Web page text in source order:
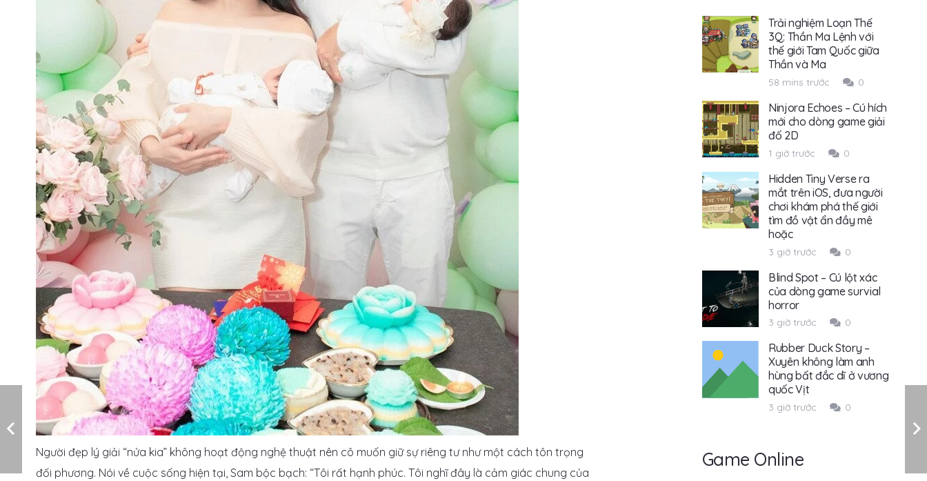
Người đẹp lý giải “nửa kia” không hoạt động nghệ thuật nên cô muốn giữ sự riêng tư như một cách tôn trọng
đối phương. Nói về cuộc sống hiện tại, Sam bộc bạch: “Tôi rất hạnh phúc. Tôi nghĩ đây là cảm giác chung của
Trải nghiệm Loạn Thế
3Q: Thần Ma Lệnh với
thế giới Tam Quốc giữa
Thần và Ma
58 mins trước 0
Ninjora Echoes – Cú hích
mới cho dòng game giải
đố 2D
1 giờ trước 0
Hidden Tiny Verse ra
mắt trên iOS, đưa người
chơi khám phá thế giới
tìm đồ vật ẩn đầy mê
hoặc
3 giờ trước 0
Blind Spot – Cú lột xác
của dòng game survial
horror
3 giờ trước 0
Rubber Duck Story –
Xuyên không làm anh
hùng bất đắc dĩ ở vương
quốc Vịt
3 giờ trước 0
Game Online